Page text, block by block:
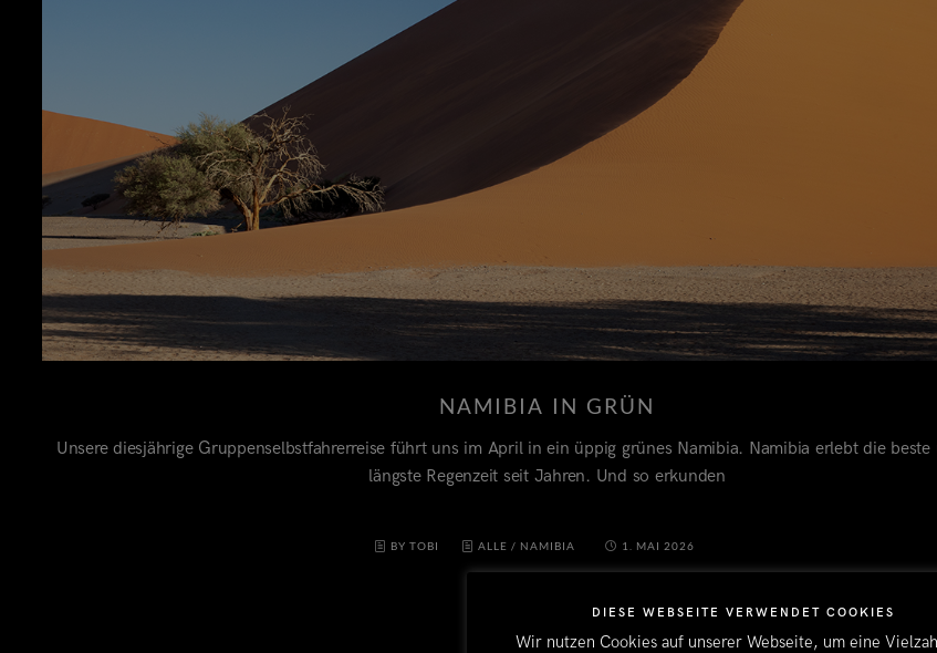
NAMIBIA IN GRÜN
Unsere diesjährige Gruppenselbstfahrerreise führt uns im April in ein üppig grünes Namibia. Namibia erlebt die
längste Regenzeit seit Jahren. Und so erkunden
BY TOBI ALLE / NAMIBIA 1. MAI 2026
DIESE WEBSEITE VERWENDET COOKIES
Wir nutzen Cookies auf unserer Webseite, um eine